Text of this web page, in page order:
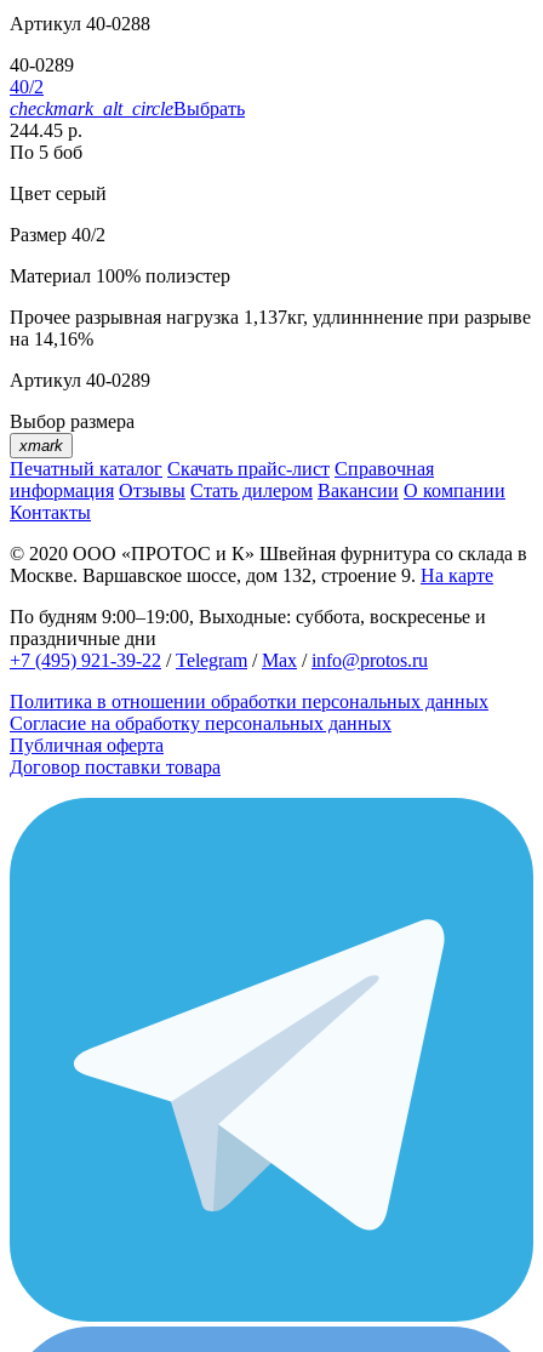
Артикул 40-0288
40-0289
40/2
checkmark_alt_circleВыбрать
244.45 р.
По 5 боб
Цвет серый
Размер 40/2
Материал 100% полиэстер
Прочее разрывная нагрузка 1,137кг, удлинннение при разрыве
на 14,16%
Артикул 40-0289
Выбор размера
xmark
Печатный каталог Скачать прайс-лист Справочная
информация Отзывы Стать дилером Вакансии О компании
Контакты
© 2020 ООО «ПРОТОС и К» Швейная фурнитура со склада в
Москве. Варшавское шоссе, дом 132, строение 9. На карте
По будням 9:00–19:00, Выходные: суббота, воскресенье и
праздничные дни
+7 (495) 921-39-22 /Telegram /Max /info@protos.ru
Политика в отношении обработки персональных данных
Согласие на обработку персональных данных
Публичная оферта
Договор поставки товара